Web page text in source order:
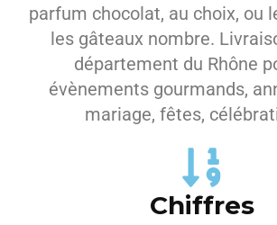
parfum chocolat, au choix, ou
les gâteaux nombre.
département du Rhône
évènements gourmands,
mariage, fêtes,
Chiffres